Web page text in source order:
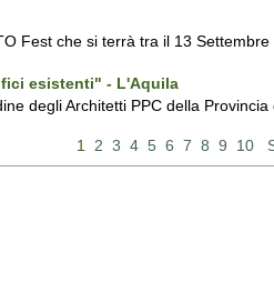
Fest che si terrà tra il 13
esistenti" - L'Aquila
degli Architetti PPC della Provincia
1 2 3 4 5 6 7 8 9 10